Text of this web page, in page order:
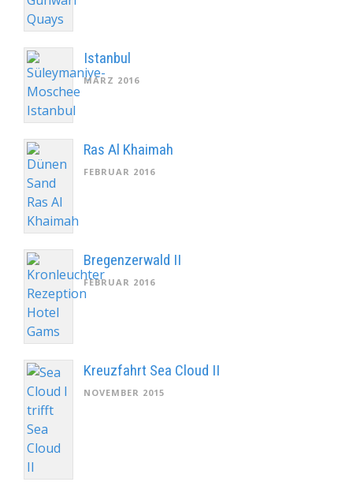
Istanbul
MÄRZ 2016
Ras Al Khaimah
FEBRUAR 2016
Bregenzerwald II
FEBRUAR 2016
Kreuzfahrt Sea Cloud II
NOVEMBER 2015